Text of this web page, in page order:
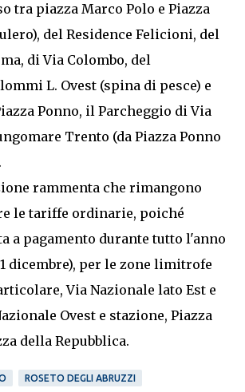
tra piazza Marco Polo e Piazza
del Residence Felicioni, del
di Via Colombo, del
L. Ovest (spina di pesce) e
Ponno, il Parcheggio di Via
Trento (da Piazza Ponno
rammenta che rimangono
le tariffe ordinarie, poiché
a pagamento durante tutto l'anno
dicembre), per le zone limitrofe
Via Nazionale lato Est e
Ovest e stazione, Piazza
della Repubblica.
ROSETO DEGLI ABRUZZI